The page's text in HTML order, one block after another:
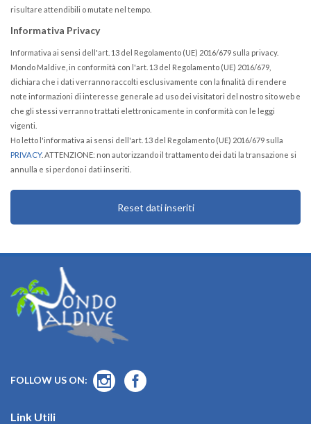
risultare attendibili o mutate nel tempo.
Informativa Privacy
Informativa ai sensi dell'art. 13 del Regolamento (UE) 2016/679 sulla privacy.
Mondo Maldive, in conformità con l'art. 13 del Regolamento (UE) 2016/679,
dichiara che i dati verranno raccolti esclusivamente con la finalità di rendere
note informazioni di interesse generale ad uso dei visitatori del nostro sito web e
che gli stessi verranno trattati elettronicamente in conformità con le leggi
vigenti.
Ho letto l'informativa ai sensi dell'art. 13 del Regolamento (UE) 2016/679 sulla
PRIVACY. ATTENZIONE: non autorizzando il trattamento dei dati la transazione si
annulla e si perdono i dati inseriti.
FOLLOW US ON:
Link Utili